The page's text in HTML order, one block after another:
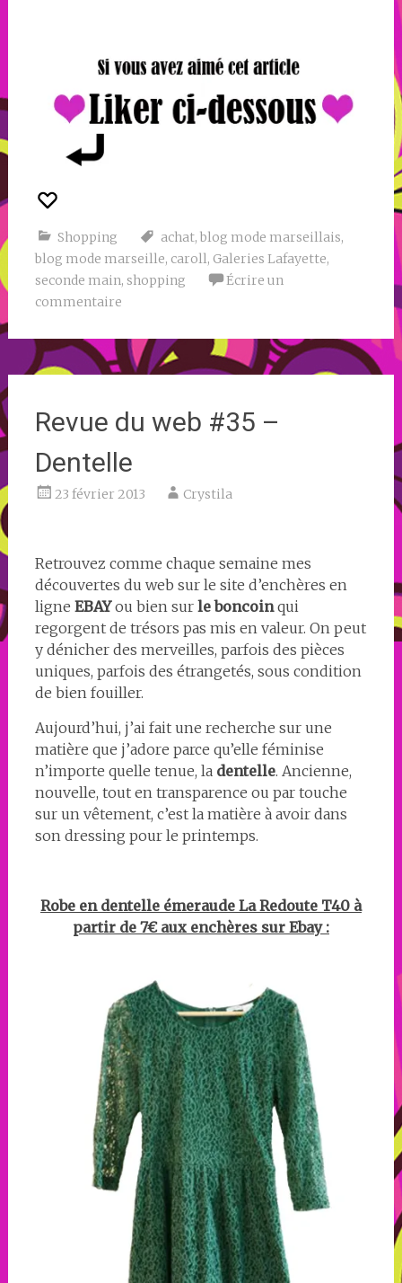
Shopping achat, blog mode marseillais,
blog mode marseille, caroll, Galeries Lafayette,
seconde main, shopping
Écrire un
commentaire
Revue du web #35 –
Dentelle
23 février 2013 Crystila
Retrouvez comme chaque semaine mes
découvertes du web sur le site d’enchères en
ligne EBAYou bien sur le boncoinqui
regorgent de trésors pas mis en valeur. On peut
y dénicher des merveilles, parfois des pièces
uniques, parfois des étrangetés, sous condition
de bien fouiller.
Aujourd’hui, j’ai fait une recherche sur une
matière que j’adore parce qu’elle féminise
n’importe quelle tenue, la dentelle. Ancienne,
nouvelle, tout en transparence ou par touche
sur un vêtement, c’est la matière à avoir dans
son dressing pour le printemps.
Robe en dentelle émeraude La Redoute T40 à
partir de 7€ aux enchères sur Ebay :